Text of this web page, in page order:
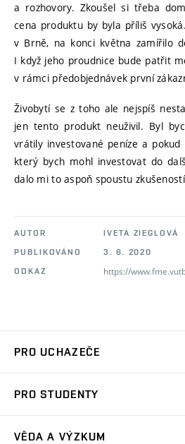
a rozhovory. Zkoušel si třeba
cena produktu by byla příliš
v Brně, na konci května zamířilo
I když jeho proudnice bude patřit
v rámci předobjednávek první
Živobytí se z toho ale nejspíš
jen tento produkt neuživil. Byl
vrátily investované peníze a
který bych mohl investovat do
dalo mi to aspoň spoustu
AUTOR
IVETA ZIEGLOVÁ
PUBLIKOVÁNO
3. 6. 2020
ODKAZ
https://
PRO UCHAZEČE
Ambasadoři studia
PRO STUDENTY
VĚDA A VÝZKUM